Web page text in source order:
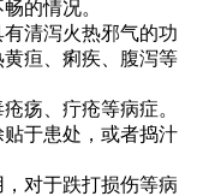
的情况。
有清泻火热邪气的功
疸、痢疾、腹泻等
疡、疔疮等病症。
于患处，或者捣汁
，对于跌打损伤等病